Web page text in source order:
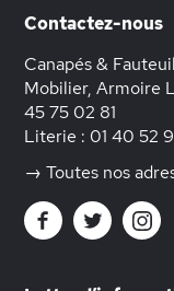
Contactez-nous
Canapés &
Mobilier, Armoire
45 75 02 81
Literie : 01 40 52
→ Toutes nos